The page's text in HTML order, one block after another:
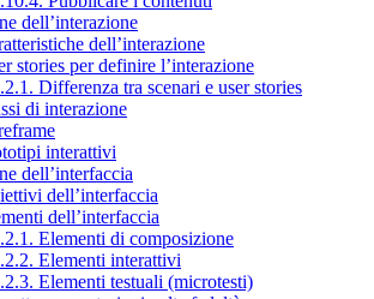
dell’interazione
dell’interazione
stories per definire l’interazione
Differenza tra scenari e user stories
di interazione
interattivi
dell’interfaccia
dell’interfaccia
dell’interfaccia
Elementi di composizione
Elementi interattivi
Elementi testuali (microtesti)